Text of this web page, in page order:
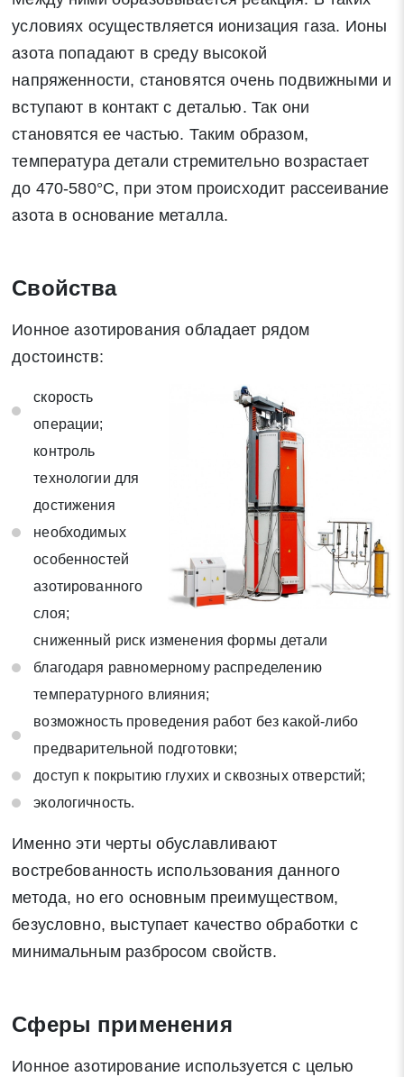
Поиск
условиях осуществляется ионизация газа. Ионы
азота попадают в среду высокой
напряженности, становятся очень подвижными и
вступают в контакт с деталью. Так они
становятся ее частью. Таким образом,
температура детали стремительно возрастает
до 470-580°С, при этом происходит рассеивание
азота в основание металла.
Свойства
Ионное азотирования обладает рядом
достоинств:
скорость
операции;
контроль
технологии для
достижения
необходимых
особенностей
азотированного
слоя;
сниженный риск изменения формы детали
благодаря равномерному распределению
температурного влияния;
возможность проведения работ без какой-либо
предварительной подготовки;
доступ к покрытию глухих и сквозных отверстий;
экологичность.
Именно эти черты обуславливают
востребованность использования данного
метода, но его основным преимуществом,
безусловно, выступает качество обработки с
минимальным разбросом свойств.
Сферы применения
Ионное азотирование используется с целью
Заявка на обратный звонок
* - обязательные поля для заполнения
Отправить заявку
Нажимая на кнопку «Отправить заявку» Вы даете согласие
на обработку своих персональных данных в соответствии со
статьей 9 Федерального закона от 27 июля 2006 г. N 152-ФЗ
«О персональных данных», а также соглашаетесь на
информационную рассылку по средством e-mail или СМС